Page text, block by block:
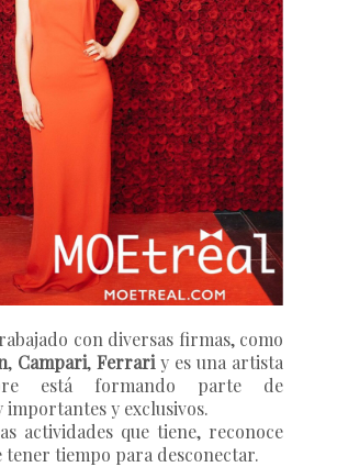
con diversas firmas, como
, Campari,Ferrari y es una artista
está formando parte de
importantes y exclusivos.
actividades que tiene, reconoce
tener tiempo para desconectar.